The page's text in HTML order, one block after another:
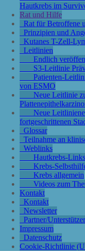
Hautkrebs im
Rat und Hilfe
Rat für Betroffene
Prinzipien und
Kutanes T-Zell-
Leitlinien
Endlich
S3-Leitlinie
Patienten-
von ESMO
Neue Leitlinie
Neue
fortgeschrittenen
Glossar
Teilnahme an
Weblinks
Hautkrebs-Links
Krebs-
Krebs allgemein
Videos zum
Kontakt
Kontakt
Newsletter
Partner/Unterstützer
Impressum
Datenschutz
Cookie-Richtlinie